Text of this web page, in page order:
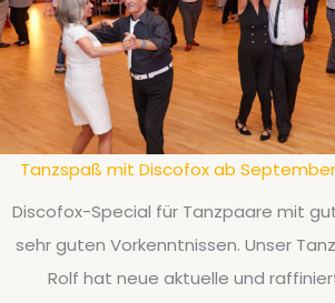
Tanzspaß mit Discofox ab
Discofox-Special für Tanzpaare mit
sehr guten Vorkenntnissen. Unser
Rolf hat neue aktuelle und